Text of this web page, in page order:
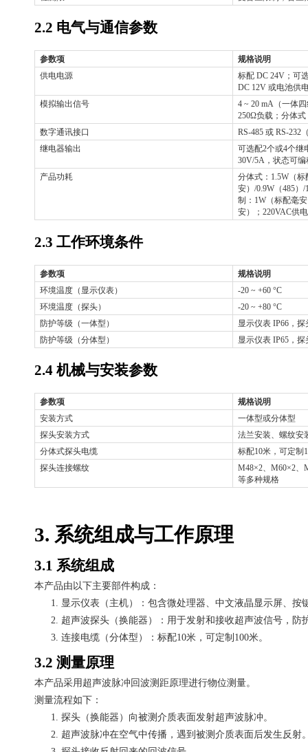
2.2 电气与通信参数
参数项
规格说明
供电电源
标配 DC 24V；可
DC 12V 或电池供
模拟输出信号
4 ~ 20 mA（一体
250Ω负载；分体
数字通讯接口
RS-485 或 RS-232
继电器输出
可选配2个或4个继
30V/5A，状态可编
产品功耗
分体式： 1.5W（标
安）/0.9W（485）
制：1W（标配毫
安）；220VAC供
2.3 工作环境条件
参数项
规格说明
环境温度（显示仪表）
-20 ~ +60 °C
环境温度（探头）
-20 ~ +80 °C
防护等级（一体型）
显示仪表 IP66，探
防护等级（分体型）
显示仪表 IP65，探
2.4 机械与安装参数
参数项
规格说明
安装方式
一体型或分体型
探头安装方式
法兰安装、螺纹安
分体式探头电缆
标配10米，可定制
探头连接螺纹
M48×2、M60×2、
等多种规格
3. 系统组成与工作原理
3.1 系统组成
本产品由以下主要部件构成：
1. 显示仪表（主机）：包含微处理器、中文液晶显示屏、
2. 超声波探头（换能器）：用于发射和接收超声波信号，防
3. 连接电缆（分体型）：标配10米，可定制100米。
3.2 测量原理
本产品采用超声波脉冲回波测距原理进行物位测量。
测量流程如下：
1. 探头（换能器）向被测介质表面发射超声波脉冲。
2. 超声波脉冲在空气中传播，遇到被测介质表面后发生反射